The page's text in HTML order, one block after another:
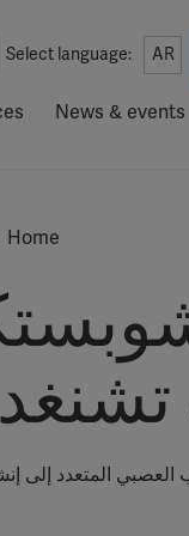
Select language: AR
News & events
Home
العصبي المتعدد